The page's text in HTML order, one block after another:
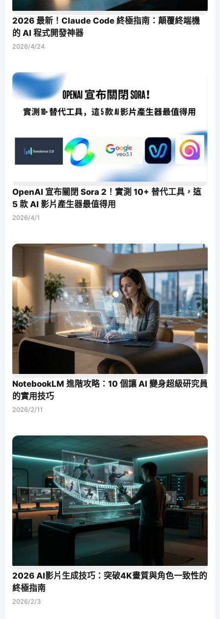
2026 最新！Claude Code 終極指南：顛覆終端機
的 AI 程式開發神器
2026/4/24
OpenAI 宣布關閉 Sora 2！實測 10+ 替代工具，這
5 款 AI 影片產生器最值得用
2026/4/1
NotebookLM 進階攻略：10 個讓 AI 變身超級研究員
的實用技巧
2026/2/11
2026 AI影片生成技巧：突破4K畫質與角色一致性的
終極指南
2026/2/3